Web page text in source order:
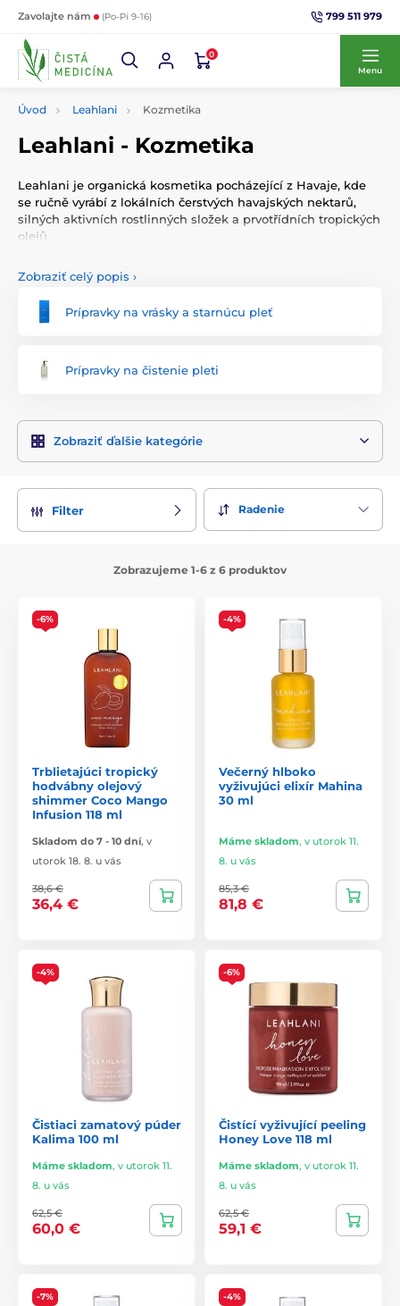
Zavolajte nám (Po-Pi 9-16) 799 511 979
0
Menu
Úvod Leahlani Kozmetika
Leahlani - Kozmetika
Leahlani je organická kosmetika pocházející z Havaje, kde
se ručně vyrábí z lokálních čerstvých havajských nektarů,
silných aktivních rostlinných složek a prvotřídních tropických
olejů.
Zobraziť celý popis ›
Prípravky na vrásky a starnúcu pleť
Prípravky na čistenie pleti
Zobraziť ďalšie kategórie
Filter Radenie
Zobrazujeme 1-6 z 6 produktov
-6%
Trblietajúci tropický
hodvábny olejový
shimmer Coco Mango
Infusion 118 ml
Skladom do 7 - 10 dní, v
utorok 18. 8. u vás
38,6 €
36,4 €
-4%
Večerný hlboko
vyživujúci elixír Mahina
30 ml
Máme skladom, v utorok 11.
8. u vás
85,3 €
81,8 €
-4%
Čistiaci zamatový púder
Kalima 100 ml
Máme skladom, v utorok 11.
8. u vás
62,5 €
60,0 €
-6%
Čistící vyživující peeling
Honey Love 118 ml
Máme skladom, v utorok 11.
8. u vás
62,5 €
59,1 €
-7% -4%